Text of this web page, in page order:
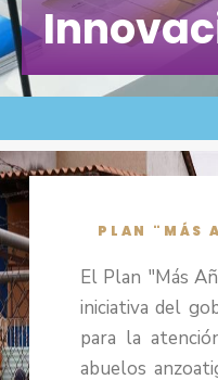
PLAN "MÁS
El Plan "Más
iniciativa del
para la
abuelos